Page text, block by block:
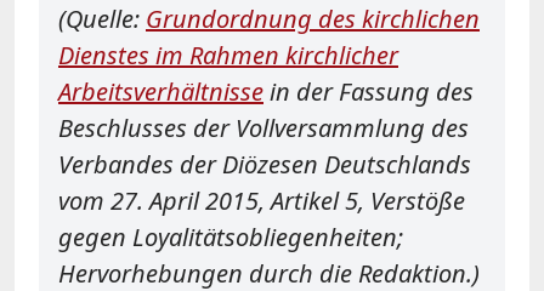
(Quelle: Grundordnung des kirchlichen
Dienstes im Rahmen kirchlicher
Arbeitsverhältnissein der Fassung des
Beschlusses der Vollversammlung des
Verbandes der Diözesen Deutschlands
vom 27. April 2015, Artikel 5, Verstöße
gegen Loyalitätsobliegenheiten;
Hervorhebungen durch die Redaktion.)